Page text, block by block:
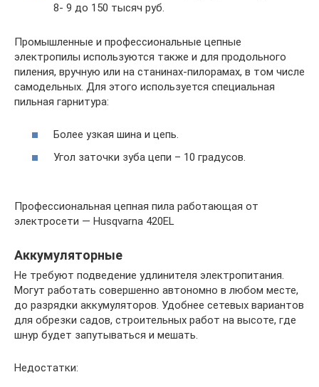
8- 9 до 150 тысяч руб.
Промышленные и профессиональные цепные
электропилы используются также и для продольного
пиления, вручную или на станинах-пилорамах, в том числе
самодельных. Для этого используется специальная
пильная гарнитура:
Более узкая шина и цепь.
Угол заточки зуба цепи – 10 градусов.
Профессиональная цепная пила работающая от
электросети — Husqvarna 420EL
Аккумуляторные
Не требуют подведение удлинителя электропитания.
Могут работать совершенно автономно в любом месте,
до разрядки аккумуляторов. Удобнее сетевых вариантов
для обрезки садов, строительных работ на высоте, где
шнур будет запутываться и мешать.
Недостатки: